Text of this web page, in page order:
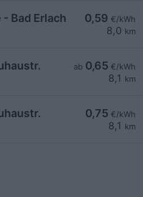
0,59 €/kWh
8,0 km
Bad Erlach
ab 0,65 €/kWh
8,1 km
0,75 €/kWh
8,1 km